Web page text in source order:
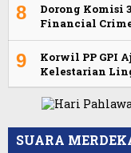
8
Dorong Komisi
Financial
9
Korwil PP GPI
Kelestarian
SUARA